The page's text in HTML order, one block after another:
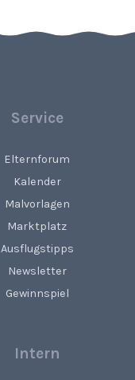
Service
Elternforum
Kalender
Malvorlagen
Marktplatz
Ausflugstipps
Newsletter
Gewinnspiel
Intern